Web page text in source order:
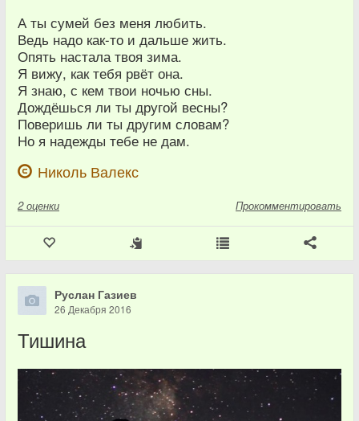
А ты сумей без меня любить.
Ведь надо как-то и дальше жить.
Опять настала твоя зима.
Я вижу, как тебя рвёт она.
Я знаю, с кем твои ночью сны.
Дождёшься ли ты другой весны?
Поверишь ли ты другим словам?
Но я надежды тебе не дам.
Николь Валекс
2 оценки Прокомментировать
Руслан Газиев
26 Декабря 2016
Тишина